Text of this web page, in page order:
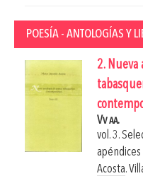
POESÍA - ANTOLOGÍAS Y
2.
Vv aa.
vol. 3.
apéndices
Acosta.